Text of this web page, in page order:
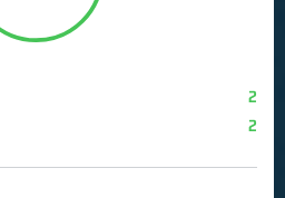
2
2